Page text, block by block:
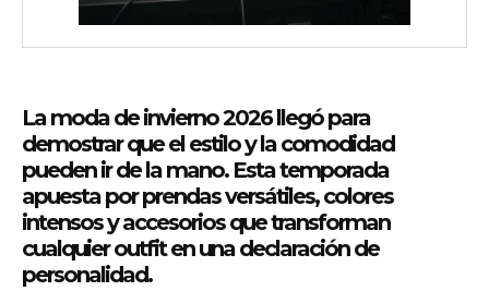
La moda de invierno 2026 llegó para
demostrar que el estilo y la comodidad
pueden ir de la mano. Esta temporada
apuesta por prendas versátiles, colores
intensos y accesorios que transforman
cualquier outfit en una declaración de
personalidad.